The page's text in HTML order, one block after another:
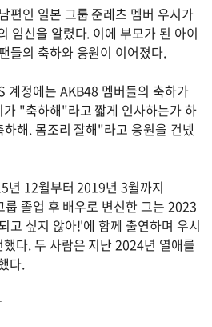
편인 일본 그룹 준레츠 멤버 우시가
임신을 알렸다. 이에 부모가 된 아이
들의 축하와 응원이 이어졌다.
계정에는 AKB48 멤버들의 축하가
"축하해"라고 짧게 인사하는가 하
해. 몸조리 잘해"라고 응원을 건넸
년 12월부터 2019년 3월까지
졸업 후 배우로 변신한 그는 2023
고 싶지 않아!'에 함께 출연하며 우시
다. 두 사람은 지난 2024년 열애를
다.